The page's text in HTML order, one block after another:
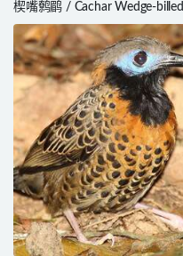
楔嘴鹩鹛 / Cachar Wedge-billed
Babbler / Stachyris roberti